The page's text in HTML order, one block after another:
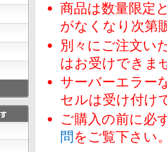
商品は数量限定
がなくなり次第
別々にご注文い
はお受けできま
サーバーエラー
セルは受け付け
ご購入の前に必
問をご覧下さい